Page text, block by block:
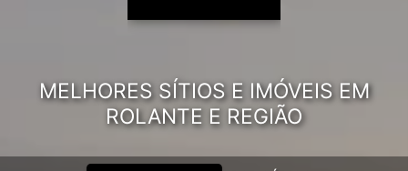
MELHORES SÍTIOS E IMÓVEIS EM
ROLANTE E REGIÃO